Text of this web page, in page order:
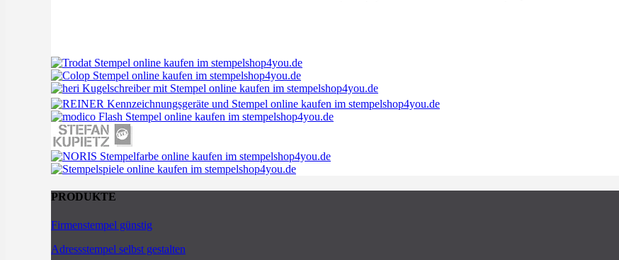
PRODUKTE
Firmenstempel günstig
Adressstempel selbst gestalten